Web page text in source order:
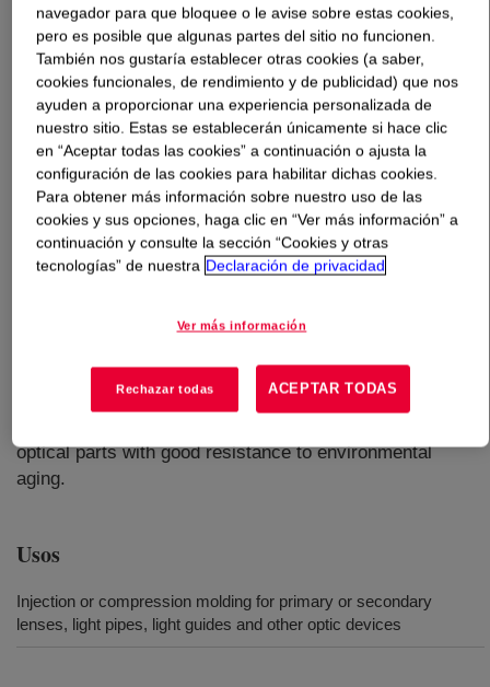
Qué esSILASTIC™ MS-1001 Moldable Silicone?
A medium viscosity, high Shore A hardness, two-part, 1:1
optical parts with good resistance to environmental
aging.
Usos
Injection or compression molding for primary or secondary
lenses, light pipes, light guides and other optic devices
navegador para que bloquee o le avise sobre estas cookies,
pero es posible que algunas partes del sitio no funcionen.
También nos gustaría establecer otras cookies (a saber,
cookies funcionales, de rendimiento y de publicidad) que nos
ayuden a proporcionar una experiencia personalizada de
nuestro sitio. Estas se establecerán únicamente si hace clic
en “Aceptar todas las cookies” a continuación o ajusta la
configuración de las cookies para habilitar dichas cookies.
Para obtener más información sobre nuestro uso de las
cookies y sus opciones, haga clic en “Ver más información” a
continuación y consulte la sección “Cookies y otras
tecnologías” de nuestra Declaración de privacidad
Ver más información
Rechazar todas ACEPTAR TODAS